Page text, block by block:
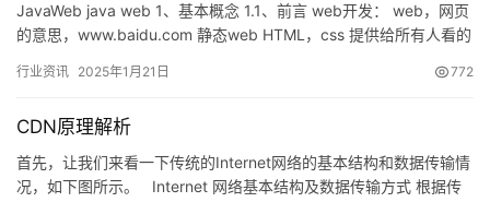
JavaWeb java web 1、基本概念 1.1、前言 web开发： web，网页
的意思，www.baidu.com 静态web HTML，css 提供给所有人看的
行业资讯 2025年1月21日 772
CDN原理解析
首先，让我们来看一下传统的Internet网络的基本结构和数据传输情
况，如下图所示。 Internet 网络基本结构及数据传输方式 根据传